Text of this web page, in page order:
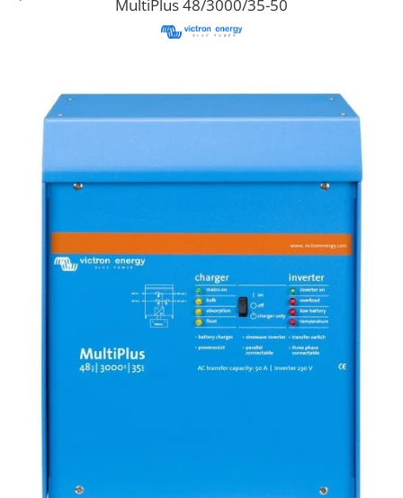
Cabluri semnalizare si control
Conductori rigizi
Cabluri alarma
Cabluri boxe
Cabluri semnalizare si control
ecranate
MultiPlus 48/3000/35-50